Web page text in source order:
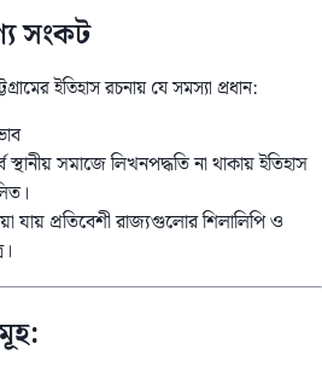
সংকট
ইতিহাস রচনায় যে সমস্যা প্রধান:
সমাজে লিখনপদ্ধতি না থাকায় ইতিহাস
যায় প্রতিবেশী রাজ্যগুলোর শিলালিপি ও